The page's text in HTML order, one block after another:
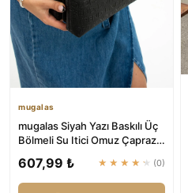
mugalas
mugalas Siyah Yazı Baskılı Üç
Bölmeli Su Itici Omuz Çapraz
607,99 ₺ ★★★★★ (0)